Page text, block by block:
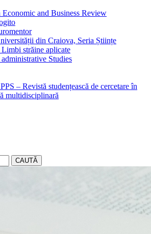
Economic and Business Review
din Craiova, Seria Științe
străine aplicate
Studies
– Revistă studențească de cercetare în
multidisciplinară
CAUTĂ